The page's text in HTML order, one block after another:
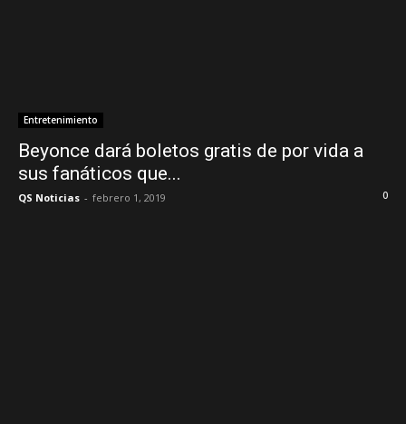
Entretenimiento
Beyonce dará boletos gratis de por vida a
sus fanáticos que...
QS Noticias - febrero 1, 2019 0